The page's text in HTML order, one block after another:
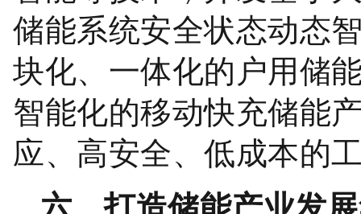
储能系统安全状态动态
块化、一体化的户用储
智能化的移动快充储能
应、高安全、低成本的
六、打造储能产业发